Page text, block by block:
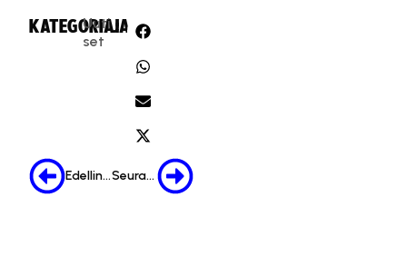
KATEGORIA:
Uuti
set
JAA:
Edellinen Seuraava